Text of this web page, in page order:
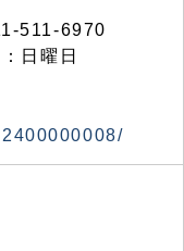
511-6970
日曜日